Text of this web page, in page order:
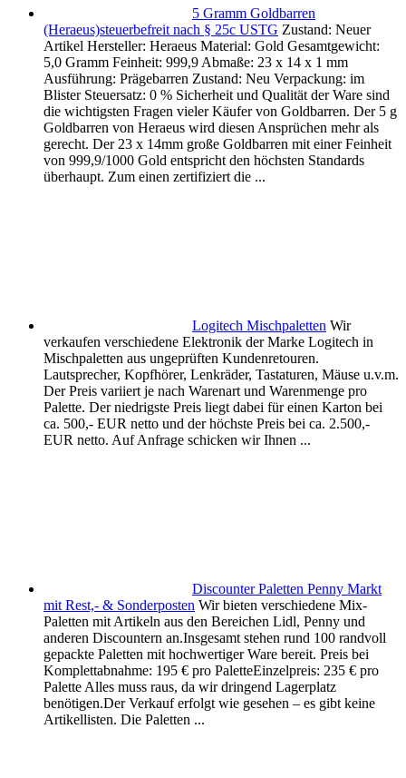
5 Gramm Goldbarren
(Heraeus)steuerbefreit nach § 25c USTG Zustand: Neuer
Artikel Hersteller: Heraeus Material: Gold Gesamtgewicht:
5,0 Gramm Feinheit: 999,9 Abmaße: 23 x 14 x 1 mm
Ausführung: Prägebarren Zustand: Neu Verpackung: im
Blister Steuersatz: 0 % Sicherheit und Qualität der Ware sind
die wichtigsten Fragen vieler Käufer von Goldbarren. Der 5 g
Goldbarren von Heraeus wird diesen Ansprüchen mehr als
gerecht. Der 23 x 14mm große Goldbarren mit einer Feinheit
von 999,9/1000 Gold entspricht den höchsten Standards
überhaupt. Zum einen zertifiziert die ...
Logitech Mischpaletten Wir
verkaufen verschiedene Elektronik der Marke Logitech in
Mischpaletten aus ungeprüften Kundenretouren.
Lautsprecher, Kopfhörer, Lenkräder, Tastaturen, Mäuse u.v.m.
Der Preis variiert je nach Warenart und Warenmenge pro
Palette. Der niedrigste Preis liegt dabei für einen Karton bei
ca. 500,- EUR netto und der höchste Preis bei ca. 2.500,-
EUR netto. Auf Anfrage schicken wir Ihnen ...
Discounter Paletten Penny Markt
mit Rest,- & Sonderposten Wir bieten verschiedene Mix-
Paletten mit Artikeln aus den Bereichen Lidl, Penny und
anderen Discountern an.Insgesamt stehen rund 100 randvoll
gepackte Paletten mit hochwertiger Ware bereit. Preis bei
Komplettabnahme: 195 € pro PaletteEinzelpreis: 235 € pro
Palette Alles muss raus, da wir dringend Lagerplatz
benötigen.Der Verkauf erfolgt wie gesehen – es gibt keine
Artikellisten. Die Paletten ...